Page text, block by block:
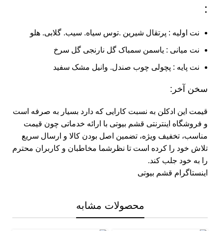
:
نت اولیه : پرتقال شیرین .توس سیاه. سیب. گلابی. هلو
نت میانی : یاسمن سمباک گل نارنجی گل سرخ
نت پایه : پچولی چوب صندل. وانیل مشک سفید
سخن آخر:
قیمت این ادکلن به نسبت کارایی که دارد بسیار به صرفه است
و فروشگاه اینترنتی قشم بیوتی با ارائه خدماتی چون قیمت
مناسب، تخفیف ویژه، تضمین اصل بودن کالا و ارسال سریع
تلاش خود را کرده است تا نظرشما مخاطبان و کاربران محترم
را به خود جلب کند.
اینستاگرام قشم بیوتی
محصولات مشابه